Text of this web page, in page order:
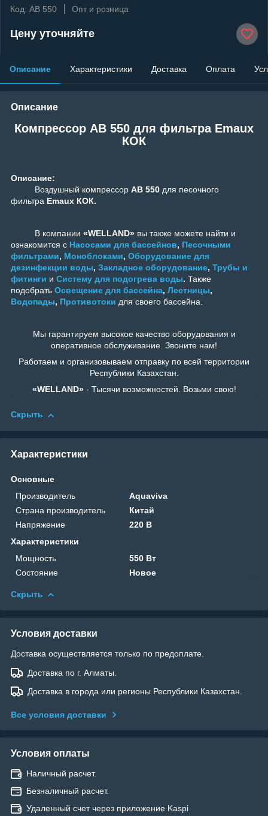
Код: AB 550
Опт и розница
Цену уточняйте
Описание Характеристики Доставка Оплата
Описание
Компрессор AB 550 для фильтра Emaux
КОК
Описание:
Воздушный компрессор AB 550 для песочного
фильтра Emaux КОК.
В компании «WELLAND» вы также можете найти и
ознакомится с Насосами для бассейнов, Песочными
фильтрами, Моноблоками, Оборудование для
дезинфекции воды, Закладное оборудование, Трубы и
фитинги и Систему для подогрева воды. Также
подобрать Освещение для бассейна, Лестницы,
Водопады, Противотоки для своего бассейна.
Мы гарантируем высокое качество оборудования и
оперативное обслуживание. Звоните нам!
Работаем и организовываем отправку по всей территории
Республики Казахстан.
«WELLAND»- Тысячи возможностей. Возьми свою!
Скрыть
Характеристики
Основные
Производитель
Aquaviva
Страна производитель
Китай
Напряжение
220 В
Характеристики
Мощность
550 Вт
Состояние
Новое
Скрыть
Условия доставки
Доставка осуществляется только по предоплате.
Доставка по г. Алматы.
Доставка в города или регионы Республики Казахстан.
Все условия доставки
Условия оплаты
Наличный расчет.
Безналичный расчет.
Удаленный счет через приложение Kaspi